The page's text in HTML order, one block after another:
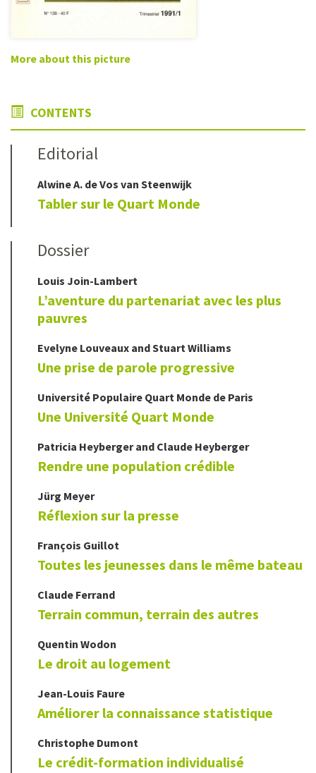
More about this picture
CONTENTS
Editorial
Alwine A. de Vos van Steenwijk
Tabler sur le Quart Monde
Dossier
Louis Join-Lambert
L’aventure du partenariat avec les plus
pauvres
Evelyne Louveaux andStuartWilliams
Une prise de parole progressive
Université Populaire Quart Monde de Paris
Une Université Quart Monde
Patricia Heybergerand Claude Heyberger
Rendre une population crédible
Jürg Meyer
Réflexion sur la presse
François Guillot
Toutes les jeunesses dans le même bateau
Claude Ferrand
Terrain commun, terrain des autres
Quentin Wodon
Le droit au logement
Jean-Louis Faure
Améliorer la connaissance statistique
Christophe Dumont
Le crédit-formation individualisé